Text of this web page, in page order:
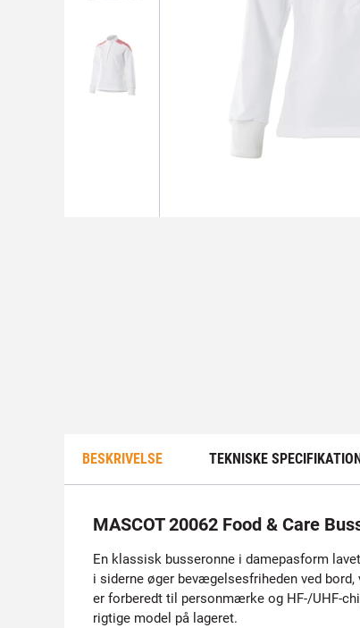
BESKRIVELSE TEKNISKE
MASCOT 20062 Food & Care
En klassisk busseronne i damepasform
i siderne øger bevægelsesfriheden ved
er forberedt til personmærke og HF-/UHF-
rigtige model på lageret.